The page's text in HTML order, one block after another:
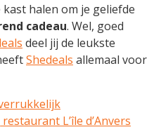
halen om je geliefde
cadeau. Wel, goed
deel jij de leukste
Shedeals allemaal voor
L’île d’Anvers